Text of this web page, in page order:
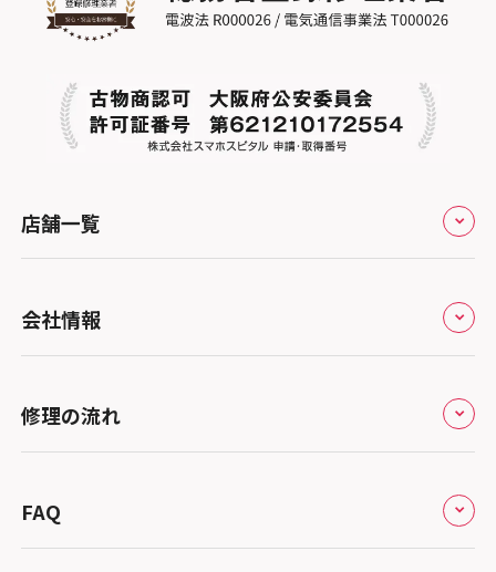
店舗一覧
北海道・東北
スマホスピタル大丸札幌
関東
スマホスピタル宇都宮
スマホスピタル 高崎
スマホスピタル鴻巣
北陸・甲信越
スマホスピタルアル・プラザ小松
スマホスピタル 北陸総合修理センター
東海
スマホスピタル岐阜
関西
会社情報
会社概要
総務省登録業者
特定商取引法に関する表記
修理の流れ
郵送修理の流れ
FAQ